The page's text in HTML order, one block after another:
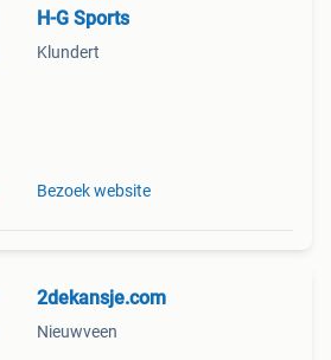
H-G Sports
Klundert
Bezoek website
2dekansje.com
Nieuwveen